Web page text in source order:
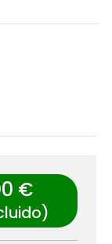
€